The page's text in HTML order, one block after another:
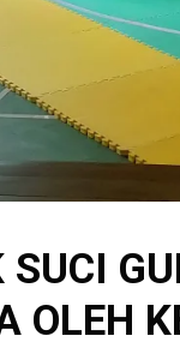
SUCI
OLEH